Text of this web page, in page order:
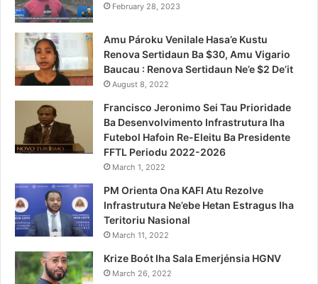
February 28, 2023
Amu Pároku Venilale Hasa’e Kustu
Renova Sertidaun Ba $30, Amu Vigario
Baucau : Renova Sertidaun Ne’e $2 De’it
August 8, 2022
Francisco Jeronimo Sei Tau Prioridade
Ba Desenvolvimento Infrastrutura Iha
Futebol Hafoin Re-Eleitu Ba Presidente
FFTL Periodu 2022-2026
March 1, 2022
PM Orienta Ona KAFI Atu Rezolve
Infrastrutura Ne’ebe Hetan Estragus Iha
Teritoriu Nasional
March 11, 2022
Krize Boót Iha Sala Emerjénsia HGNV
March 26, 2022